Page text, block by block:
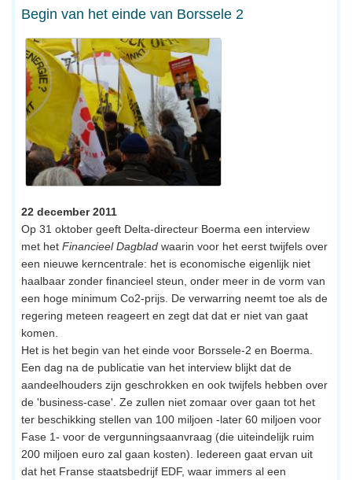
Begin van het einde van Borssele 2
22 december 2011
Op 31 oktober geeft Delta-directeur Boerma een interview
met het Financieel Dagblad waarin voor het eerst twijfels over
een nieuwe kerncentrale: het is economische eigenlijk niet
haalbaar zonder financieel steun, onder meer in de vorm van
een hoge minimum Co2-prijs. De verwarring neemt toe als de
regering meteen reageert en zegt dat dat er niet van gaat
komen.
Het is het begin van het einde voor Borssele-2 en Boerma.
Een dag na de publicatie van het interview blijkt dat de
aandeelhouders zijn geschrokken en ook twijfels hebben over
de 'business-case'. Ze zullen niet zomaar over gaan tot het
ter beschikking stellen van 100 miljoen -later 60 miljoen voor
Fase 1- voor de vergunningsaanvraag (die uiteindelijk ruim
200 miljoen euro zal gaan kosten). Iedereen gaat ervan uit
dat het Franse staatsbedrijf EDF, waar immers al een